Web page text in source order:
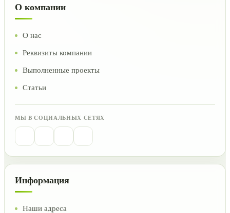
О компании
О нас
Реквизиты компании
Выполненные проекты
Статьи
МЫ В СОЦИАЛЬНЫХ СЕТЯХ
Информация
Наши адреса